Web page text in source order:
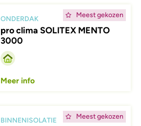
Meest gekozen
ONDERDAK
pro clima SOLITEX MENTO
3000
Meer info
Meest gekozen
BINNENISOLATIE